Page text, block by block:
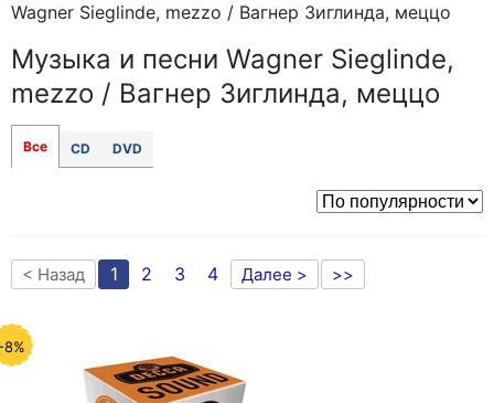
Wagner Sieglinde, mezzo / Вагнер Зиглинда, меццо
Музыка и песни Wagner Sieglinde,
mezzo / Вагнер Зиглинда, меццо
Все CD DVD
< Назад 1 2 3 4 Далее > >>
8%